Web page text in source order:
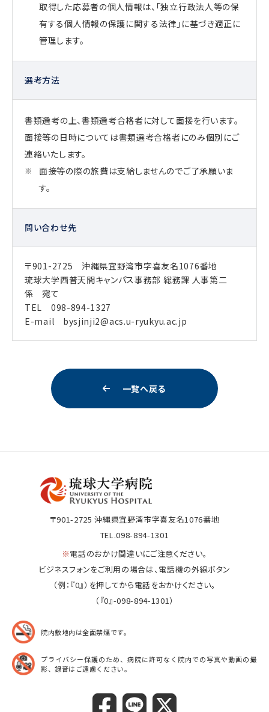
取得した応募者の個人情報は、「独立行政法人等の保
有する個人情報の保護に関する法律」に基づき適正に
管理します。
選考方法
書類選考の上、書類選考合格者に対して面接を行います。
面接等の日時については書類選考合格者にのみ個別にご
連絡いたします。
面接等の際の旅費は支給しませんのでご了承願いま
す。
問い合わせ先
〒901-2725 沖縄県宜野湾市字喜友名1076番地
琉球大学西普天間キャンパス事務部 総務課 人事第二
係 宛て
TEL 098-894-1327
E-mail bysjinji2@acs.u-ryukyu.ac.jp
一覧へ戻る
〒901-2725 沖縄県宜野湾市字喜友名1076番地
TEL.098-894-1301
※電話のおかけ間違いにご注意ください。
ビジネスフォンをご利用の場合は、電話機の外線ボタン
（例：『0』）を押してから電話をおかけください。
（『0』-098-894-1301）
院内敷地内は全面禁煙です。
プライバシー保護のため、病院に許可なく院内での写真や動画の撮
影、録音はご遠慮ください。